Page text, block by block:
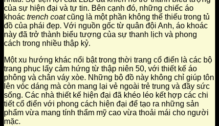
của sự hiện đại và tự tin. Bên cạnh đó, những chiếc áo
khoác trench coatcũng là một phần không thể thiếu trong tủ
đồ của phái đẹp. Với nguồn gốc từ quân đội Anh, áo khoác
này đã trở thành biểu tượng của sự thanh lịch và phong
cách trong nhiều thập kỷ.
Một xu hướng khác nổi bật trong thời trang cổ điển là các bộ
trang phục lấy cảm hứng từ thập niên 50, với thiết kế áo
phông và chân váy xòe. Những bộ đồ này không chỉ giúp tôn
lên vóc dáng mà còn mang lại vẻ ngoài trẻ trung và đầy sức
sống. Các nhà thiết kế hiện đại đã khéo léo kết hợp các chi
tiết cổ điển với phong cách hiện đại để tạo ra những sản
phẩm vừa mang tính thẩm mỹ cao vừa thoải mái cho người
mặc.